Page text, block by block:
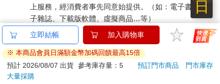
或不知道有這個名詞可用來指稱自己。有些人可能不是徹頭徹尾
的共感人，但有許多程度不一的敏感特質，顯得自己和別人很不
一樣。
「和別人很不一樣」。對我來講，就連寫下這幾個字都很困難。
因為我從瀕死經驗中深深學到的一件事，就是在超驗的層次上，
我們都是由同一種物質構成的。褪下軀殼之後，我們都是純粹的
上服務，經消費者事先同意始提供。（如：電子書、電
子雜誌、下載版軟體、虛擬商品…等）
已拆封之個人衛生用品。（如：內衣褲、刮鬍刀、除毛
刀…等）
若非上列種類商品，均享有到貨7天的猶豫期（含例假
日）。
辦理退換貨時，商品（組合商品恕無法接受單獨退貨）必須
立即結帳 加入購物車
※ 本商品會員日滿額金幣加碼回饋最高15倍
預計 2026/08/07 出貨 參考庫存量：5 預訂門市商品
門市庫存
大量採購
日